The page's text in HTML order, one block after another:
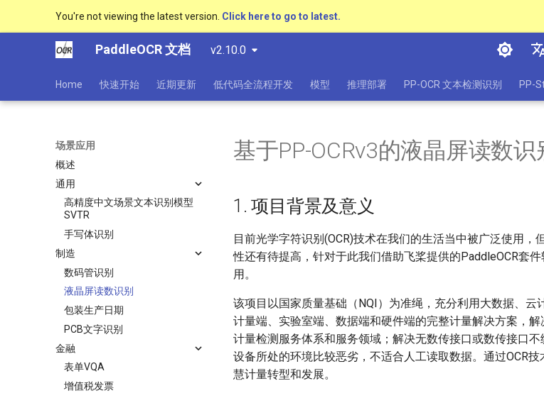
You're not viewing the latest version. Click here to go to latest.
PaddleOCR 文档 v2.10.0
简体中文
Pу́сский
Help
Home 快速开始 近期更新 低代码全流程开发 模型 推理部署 PP-OCR 文本检测识别 PP-
场景应用
概述
通用
高精度中文场景文本识别模型
SVTR
手写体识别
制造
数码管识别
液晶屏读数识别
包装生产日期
PCB文字识别
金融
表单VQA
增值税发票
基于PP-OCRv3的液晶屏读数识
1. 项目背景及意义
目前光学字符识别(OCR)技术在我们的生活当中被广泛使用，
性还有待提高，针对于此我们借助飞桨提供的PaddleOCR套
用。
该项目以国家质量基础（NQI）为准绳，充分利用大数据、云
计量端、实验室端、数据端和硬件端的完整计量解决方案，
计量检测服务体系和服务领域；解决无数传接口或数传接口
设备所处的环境比较恶劣，不适合人工读取数据。通过OCR
慧计量转型和发展。